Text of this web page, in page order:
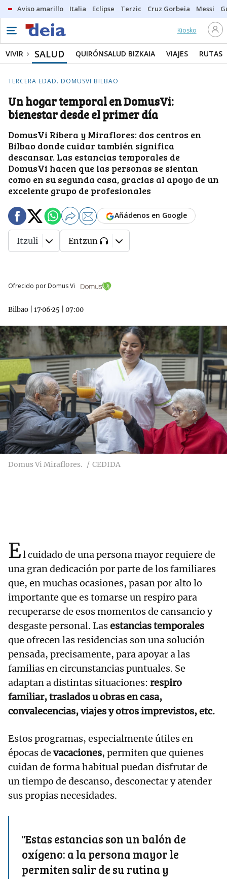
Aviso amarillo Italia Eclipse Terzic Cruz Gorbeia Messi
Kiosko
VIVIR SALUD QUIRÓNSALUD BIZKAIA VIAJES RUTAS
TERCERA EDAD. DOMUSVI BILBAO
Un hogar temporal en DomusVi:
bienestar desde el primer día
DomusVi Ribera y Miraflores: dos centros en
Bilbao donde cuidar también significa
descansar. Las estancias temporales de
DomusVi hacen que las personas se sientan
como en su segunda casa, gracias al apoyo de un
excelente grupo de profesionales
Ofrecido por Domus Vi
Bilbao 17·06·25 07:00
Añádenos en Google
Itzuli Entzun
Domus Vi Miraflores. CEDIDA
El cuidado de una persona mayor requiere de
una gran dedicación por parte de los familiares
que, en muchas ocasiones, pasan por alto lo
importante que es tomarse un respiro para
recuperarse de esos momentos de cansancio y
desgaste personal. Lasestancias temporales
que ofrecen las residencias son una solución
pensada, precisamente, para apoyar a las
familias en circunstancias puntuales. Se
adaptan a distintas situaciones: respiro
familiar, traslados u obras en casa,
convalecencias, viajes y otros imprevistos, etc.
Estos programas, especialmente útiles en
épocas de vacaciones, permiten que quienes
cuidan de forma habitual puedan disfrutar de
un tiempo de descanso, desconectar y atender
sus propias necesidades.
"Estas estancias son un balón de
oxígeno: a la persona mayor le
permiten salir de su rutina y